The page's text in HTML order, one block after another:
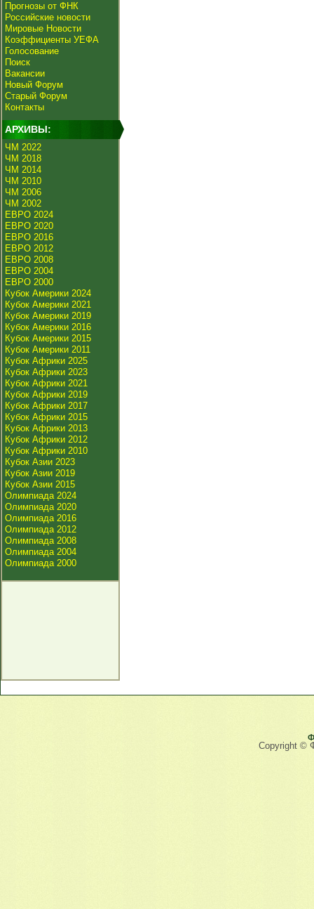
Прогнозы от ФНК
Российские новости
Мировые Новости
Коэффициенты УЕФА
Голосование
Поиск
Вакансии
Новый Форум
Старый Форум
Контакты
АРХИВЫ:
ЧМ 2022
ЧМ 2018
ЧМ 2014
ЧМ 2010
ЧМ 2006
ЧМ 2002
ЕВРО 2024
ЕВРО 2020
ЕВРО 2016
ЕВРО 2012
ЕВРО 2008
ЕВРО 2004
ЕВРО 2000
Кубок Америки 2024
Кубок Америки 2021
Кубок Америки 2019
Кубок Америки 2016
Кубок Америки 2015
Кубок Америки 2011
Кубок Африки 2025
Кубок Африки 2023
Кубок Африки 2021
Кубок Африки 2019
Кубок Африки 2017
Кубок Африки 2015
Кубок Африки 2013
Кубок Африки 2012
Кубок Африки 2010
Кубок Азии 2023
Кубок Азии 2019
Кубок Азии 2015
Олимпиада 2024
Олимпиада 2020
Олимпиада 2016
Олимпиада 2012
Олимпиада 2008
Олимпиада 2004
Олимпиада 2000
Copyright ©